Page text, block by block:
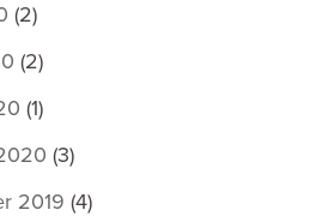
(2)
(2)
(1)
(3)
2019 (4)